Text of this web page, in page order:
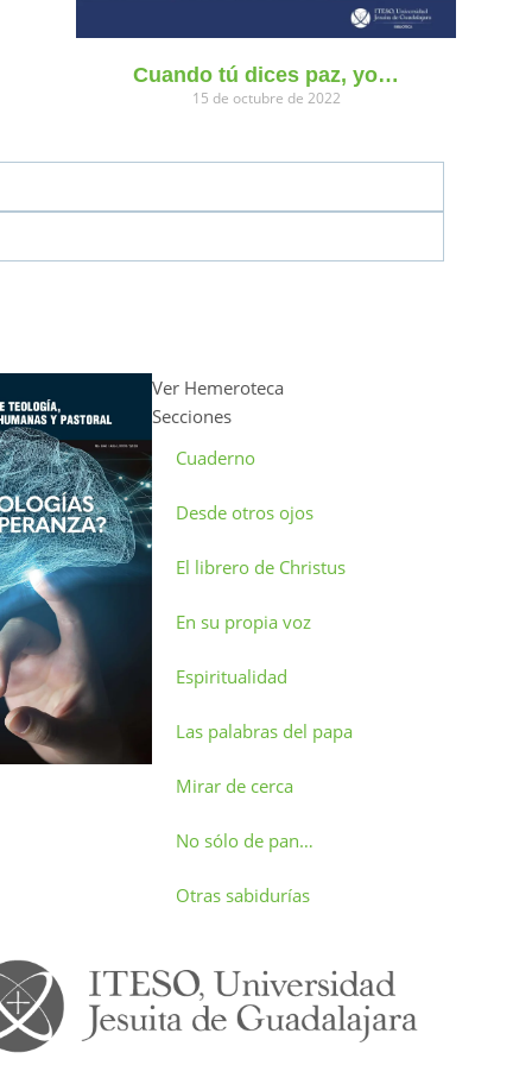
Cuando tú dices paz, yo…
15 de octubre de 2022
Ver Hemeroteca
Secciones
Cuaderno
Desde otros ojos
El librero de Christus
En su propia voz
Espiritualidad
Las palabras del papa
Mirar de cerca
No sólo de pan…
Otras sabidurías